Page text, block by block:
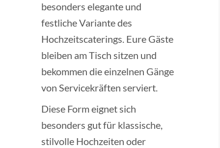
besonders elegante und
festliche Variante des
Hochzeitscaterings. Eure Gäste
bleiben am Tisch sitzen und
bekommen die einzelnen Gänge
von Servicekräften serviert.
Diese Form eignet sich
besonders gut für klassische,
stilvolle Hochzeiten oder